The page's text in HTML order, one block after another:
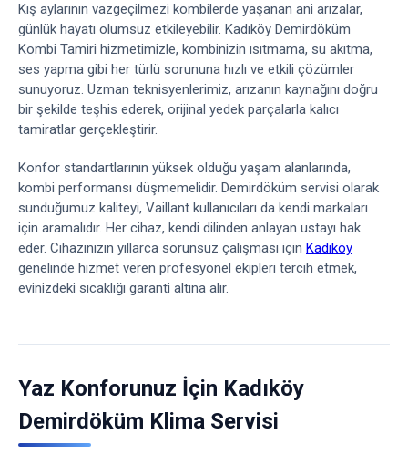
Kış aylarının vazgeçilmezi kombilerde yaşanan ani arızalar,
günlük hayatı olumsuz etkileyebilir. Kadıköy Demirdöküm
Kombi Tamiri hizmetimizle, kombinizin ısıtmama, su akıtma,
ses yapma gibi her türlü sorununa hızlı ve etkili çözümler
sunuyoruz. Uzman teknisyenlerimiz, arızanın kaynağını doğru
bir şekilde teşhis ederek, orijinal yedek parçalarla kalıcı
tamiratlar gerçekleştirir.
Konfor standartlarının yüksek olduğu yaşam alanlarında,
kombi performansı düşmemelidir. Demirdöküm servisi olarak
sunduğumuz kaliteyi, Vaillant kullanıcıları da kendi markaları
için aramalıdır. Her cihaz, kendi dilinden anlayan ustayı hak
eder. Cihazınızın yıllarca sorunsuz çalışması için Kadıköy
genelinde hizmet veren profesyonel ekipleri tercih etmek,
evinizdeki sıcaklığı garanti altına alır.
Yaz Konforunuz İçin Kadıköy
Demirdöküm Klima Servisi